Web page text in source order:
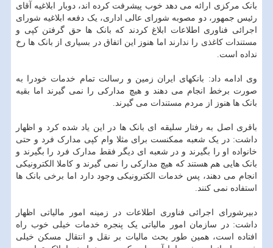
بانک مرکزی ارائه می دهد خوب پیشرفت کرده اند، دوبار ابلاغیه آقای
رئیس جمهور، دو مصوبه شورای عالی اداری، یک دفعه ابلاغیه شورای
اجرائی فناوری اطلاعات ابلاغ کردند که بانک ها حق گرفتن کپی و
مستندات کاغذی را ندارند اما هنوز این اتفاق در بسیاری از بانک ها رخ
نداده است.
وی ادامه داد: بانکهای ایران زمین و رسالت تمام خدمات خودرا به
صورت برخط انجام می دهند و هیچ مدارکی را نمی گیرند اما بقیه
بانک ها هنوز از مردم مستندات می گیرند.
باقری اصل به رفتار سلیقه ای بانک ها در این یاد شده کرد و اظهار
داشت: در یک شعبه ممکنست برای مثلا وام کپی مدارک فرد و حتی
خانواده او را بگیرند و در شعبه ای دیگر فقط مدارک فرد را بگیرند و
بانک هایی هم هستند که هیچ مدارکی را نمی گیرند و کاملا الکترونیکی
انجام می دهند، پس خدمات الکترونیکی وجود دارد اما برخی بانک ها
استفاده نمی کنند.
دبیرشورای اجرائی فناوری اطلاعات در زمینه امور مالیاتی اظهار
داشت: در سازمان امور مالیاتی یک پنجره خدمات خیلی خوب راه
افتاده است، همین طور بحث مالیات بر نقل و انتقال مسکن خیلی